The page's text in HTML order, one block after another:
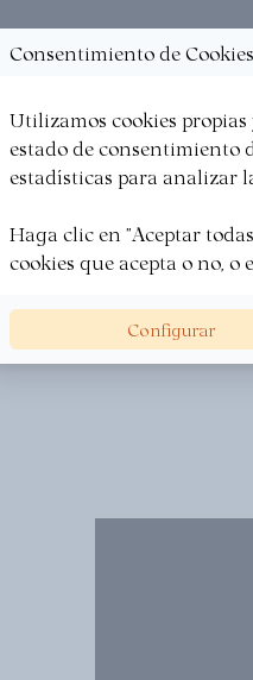
Actualidad Mapa
ORGANIZA TU VIAJE · A
623
Consentimiento de Cookies
Utilizamos cookies
estado de consentimiento
estadísticas para analizar
Haga clic en "Aceptar
cookies que acepta o no, o
Configurar